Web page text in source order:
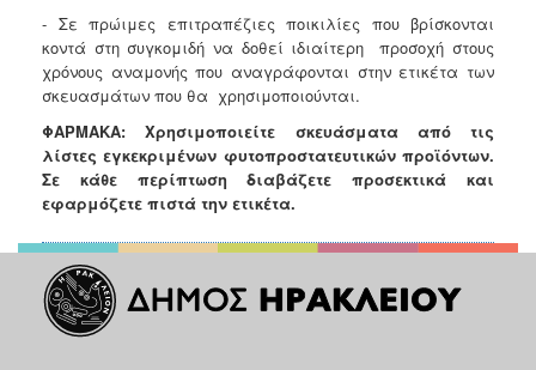
ΠΟΛΙΤΙΣΜΟΣ
ΑΝΘΕΚΤΙΚΗ
ΠΟΛΗ
- Σε πρώιμες επιτραπέζιες ποικιλίες που βρίσκονται
κοντά στη συγκομιδή να δοθεί ιδιαίτερη
προσοχή στους
χρόνους αναμονής που αναγράφονται στην ετικέτα των
σκευασμάτων που θα χρησιμοποιούνται.
ΦΑΡΜΑΚΑ:Χρησιμοποιείτε σκευάσματα από τις
λίστες εγκεκριμένων φυτοπροστατευτικών προϊόντων.
Σε κάθε περίπτωση διαβάζετε προσεκτικά και
εφαρμόζετε πιστά την ετικέτα.